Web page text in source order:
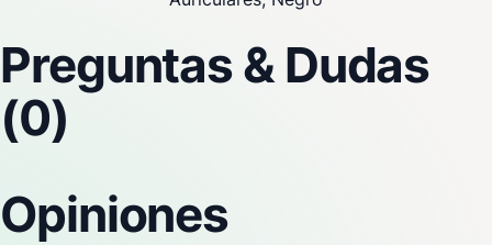
Preguntas & Dudas
(0)
Opiniones